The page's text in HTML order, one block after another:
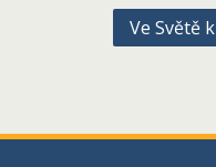
Navigace
Ve Světě